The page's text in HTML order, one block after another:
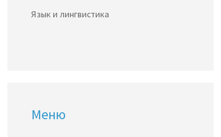
Язык и лингвистика
Меню